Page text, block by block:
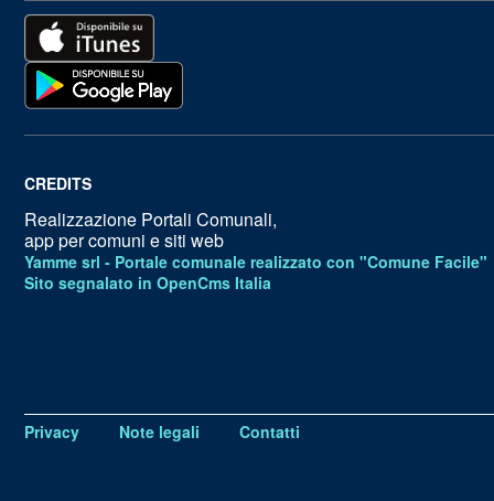
CREDITS
Realizzazione Portali Comunali,
app per comuni e siti web
Yamme srl - Portale comunale realizzato con "Comune Facile"
Sito segnalato in OpenCms Italia
Privacy Note legali Contatti